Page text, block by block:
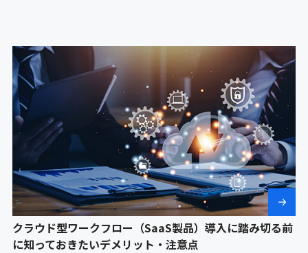
クラウド型ワークフロー（SaaS製品）導入に踏み切る前
に知っておきたいデメリット・注意点